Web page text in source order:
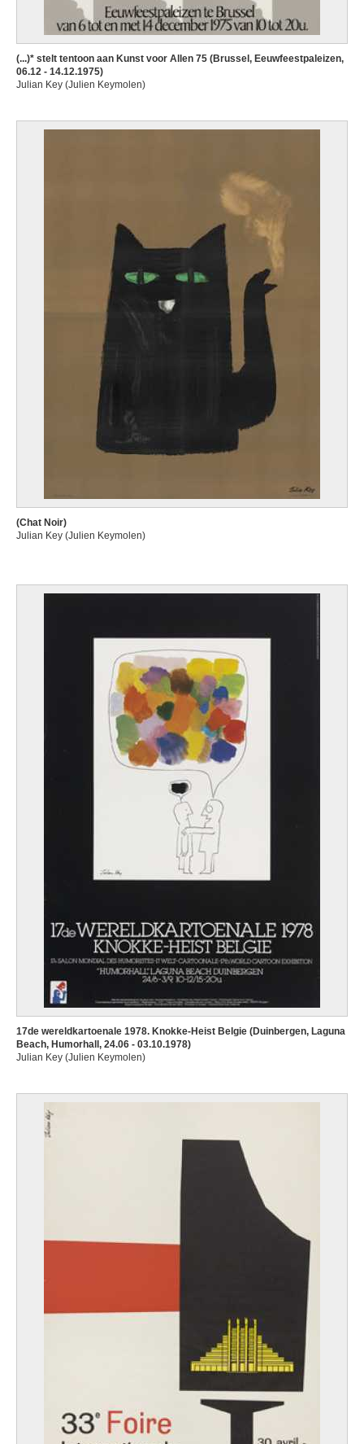
(...)* stelt tentoon aan Kunst voor Allen 75 (Brussel, Eeuwfeestpaleizen,
06.12 - 14.12.1975)
Julian Key (Julien Keymolen)
(Chat Noir)
Julian Key (Julien Keymolen)
17de wereldkartoenale 1978. Knokke-Heist Belgie (Duinbergen, Laguna
Beach, Humorhall, 24.06 - 03.10.1978)
Julian Key (Julien Keymolen)